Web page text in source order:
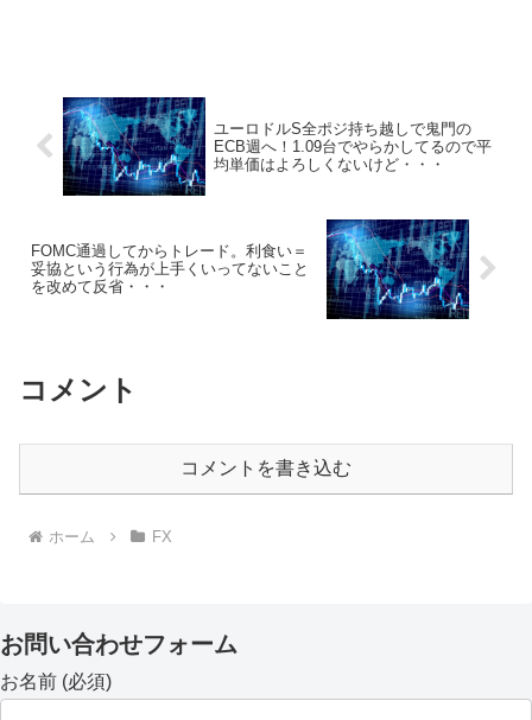
ユーロドルS全ポジ持ち越しで鬼門の
ECB週へ！1.09台でやらかしてるので平
均単価はよろしくないけど・・・
FOMC通過してからトレード。利食い＝
妥協という行為が上手くいってないこと
を改めて反省・・・
コメント
コメントを書き込む
ホーム FX
お問い合わせフォーム
お名前 (必須)